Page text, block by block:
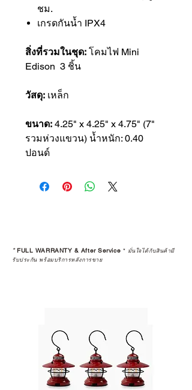
ชม.
เกรดกันน้ำ IPX4
สิ่งที่รวมในชุด: โคมไฟ Mini
Edison 3 ชิ้น
วัสดุ: เหล็ก
ขนาด: 4.25" x 4.25" x 4.75" (7"
รวมห่วงแขวน) น้ำหนัก: 0.40
ปอนด์
*FULL WARRANTY & After Service * มั่นใจได้กับสินค้ามี
รับประกัน พร้อมบริการหลังการขาย